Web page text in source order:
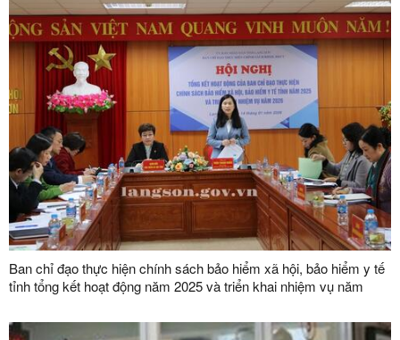
Ban chỉ đạo thực hiện chính sách bảo hiểm xã hội, bảo hiểm y tế
tỉnh tổng kết hoạt động năm 2025 và triển khai nhiệm vụ năm